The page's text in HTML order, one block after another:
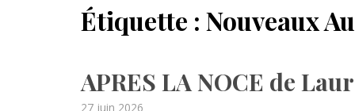
Étiquette : Nouveaux
APRES LA NOCE de
Posted
27 juin 2026